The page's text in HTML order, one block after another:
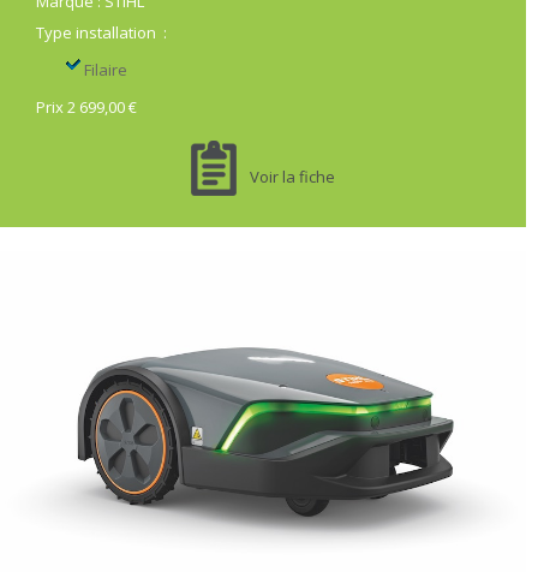
Type installation :
Filaire
Prix 2 699,00 €
Voir la fiche